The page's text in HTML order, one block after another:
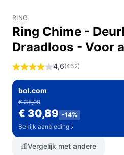
RING
Ring Chime -
Draadloos - Voor
4,6(462)
bol.com
€ 35,99
€ 30,89 -14%
Bekijk aanbieding
Vergelijk met andere